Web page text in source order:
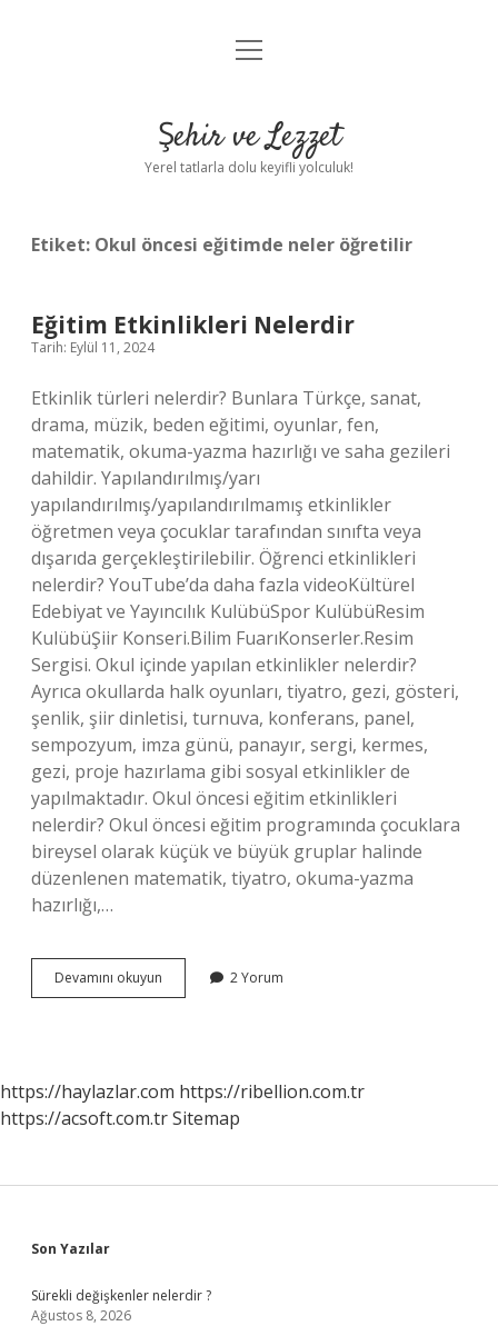
Anasayfa
Yasal Uyarı
menüyü
Şehir ve Lezzet
Yerel tatlarla dolu keyifli yolculuk!
Etiket: Okul öncesi eğitimde neler öğretilir
Eğitim Etkinlikleri Nelerdir
Tarih: Eylül 11, 2024
Etkinlik türleri nelerdir? Bunlara Türkçe, sanat,
drama, müzik, beden eğitimi, oyunlar, fen,
matematik, okuma-yazma hazırlığı ve saha gezileri
dahildir. Yapılandırılmış/yarı
yapılandırılmış/yapılandırılmamış etkinlikler
öğretmen veya çocuklar tarafından sınıfta veya
dışarıda gerçekleştirilebilir. Öğrenci etkinlikleri
nelerdir? YouTube’da daha fazla videoKültürel
Edebiyat ve Yayıncılık KulübüSpor KulübüResim
KulübüŞiir Konseri.Bilim FuarıKonserler.Resim
Sergisi. Okul içinde yapılan etkinlikler nelerdir?
Ayrıca okullarda halk oyunları, tiyatro, gezi, gösteri,
şenlik, şiir dinletisi, turnuva, konferans, panel,
sempozyum, imza günü, panayır, sergi, kermes,
gezi, proje hazırlama gibi sosyal etkinlikler de
yapılmaktadır. Okul öncesi eğitim etkinlikleri
nelerdir? Okul öncesi eğitim programında çocuklara
bireysel olarak küçük ve büyük gruplar halinde
düzenlenen matematik, tiyatro, okuma-yazma
hazırlığı,…
Devamını okuyun
Etkinlikleri
2 Yorum
https://haylazlar.com https://ribellion.com.tr
https://acsoft.com.trSitemap
Sidebar
Son Yazılar
Sürekli değişkenler nelerdir ?
Ağustos 8, 2026